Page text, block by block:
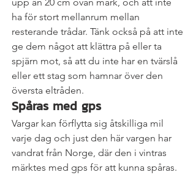
ha för stort mellanrum mellan
resterande trådar. Tänk också på att inte
ge dem något att klättra på eller ta
spjärn mot, så att du inte har en tvärslå
eller ett stag som hamnar över den
översta eltråden.
Spåras med gps
Vargar kan förflytta sig åtskilliga mil
varje dag och just den här vargen har
vandrat från Norge, där den i vintras
märktes med gps för att kunna spåras.